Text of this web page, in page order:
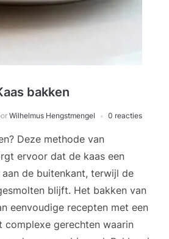
bakken
Wilhelmus Hengstmengel 0 reacties
Deze methode van
ervoor dat de kaas een
de buitenkant, terwijl de
blijft. Het bakken van
eenvoudige recepten met een
gerechten waarin